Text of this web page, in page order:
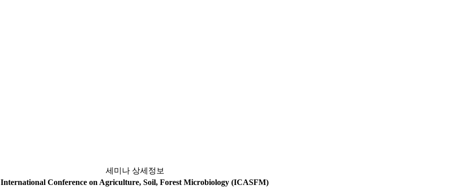
세미나 상세정보
International Conference on Agriculture, Soil, Forest Microbiology (ICASFM)